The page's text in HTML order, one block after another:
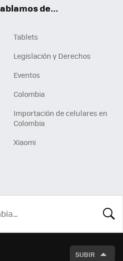
de...
Tablets
Legislación y Derechos
Eventos
Colombia
Importación de celulares en
Colombia
Xiaomi
SUBIR